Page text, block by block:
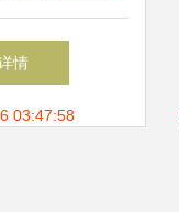
的前沿探索与
情
03:47:58